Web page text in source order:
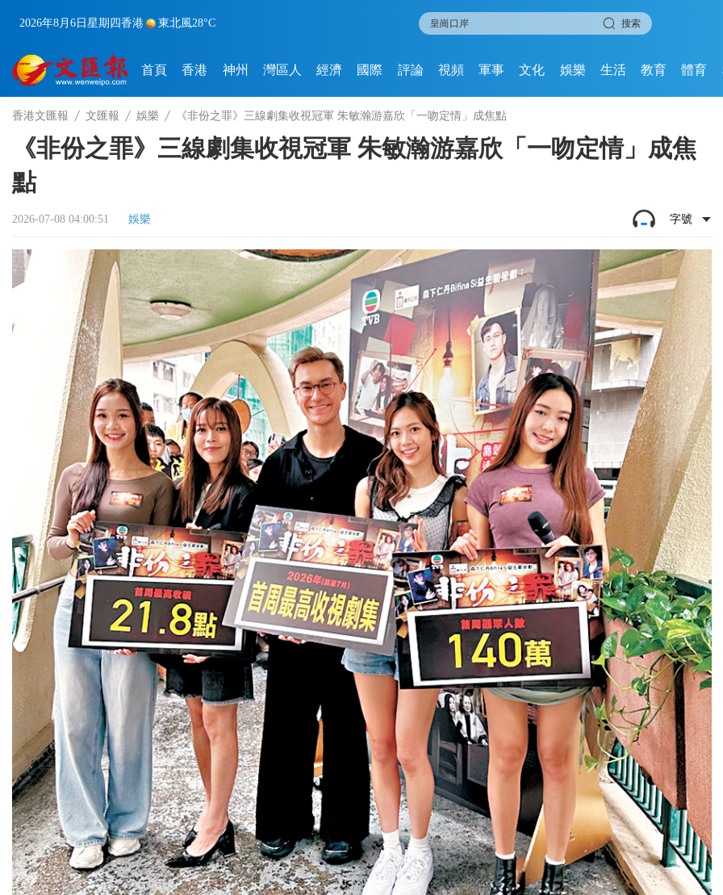
2026年8月6日 星期四香港 東北風28°C 搜索
首頁 香港 神州 灣區人 經濟 國際 評論 視頻 軍事 文化 娛樂 生活 教育 體育
香港文匯報 文匯報 娛樂 《非份之罪》三線劇集收視冠軍 朱敏瀚游嘉欣「一吻定情」成焦點
《非份之罪》三線劇集收視冠軍 朱敏瀚游嘉欣「一吻定情」成焦
點
2026-07-08 04:00:51 娛樂 字號